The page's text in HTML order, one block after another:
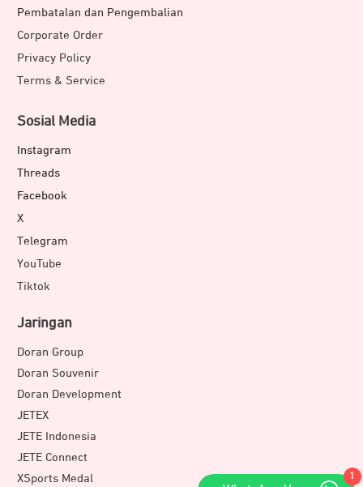
Pembatalan dan Pengembalian
Corporate Order
Privacy Policy
Terms & Service
Sosial Media
Instagram
Threads
Facebook
X
Telegram
YouTube
Tiktok
Jaringan
Doran Group
Doran Souvenir
Doran Development
JETEX
JETE Indonesia
JETE Connect
XSports Medal
1